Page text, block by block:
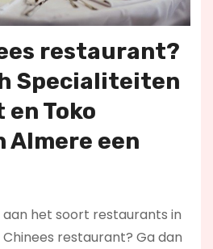
restaurant?
Specialiteiten
Toko
Almere een
aan het soort restaurants in
Chinees restaurant? Ga dan